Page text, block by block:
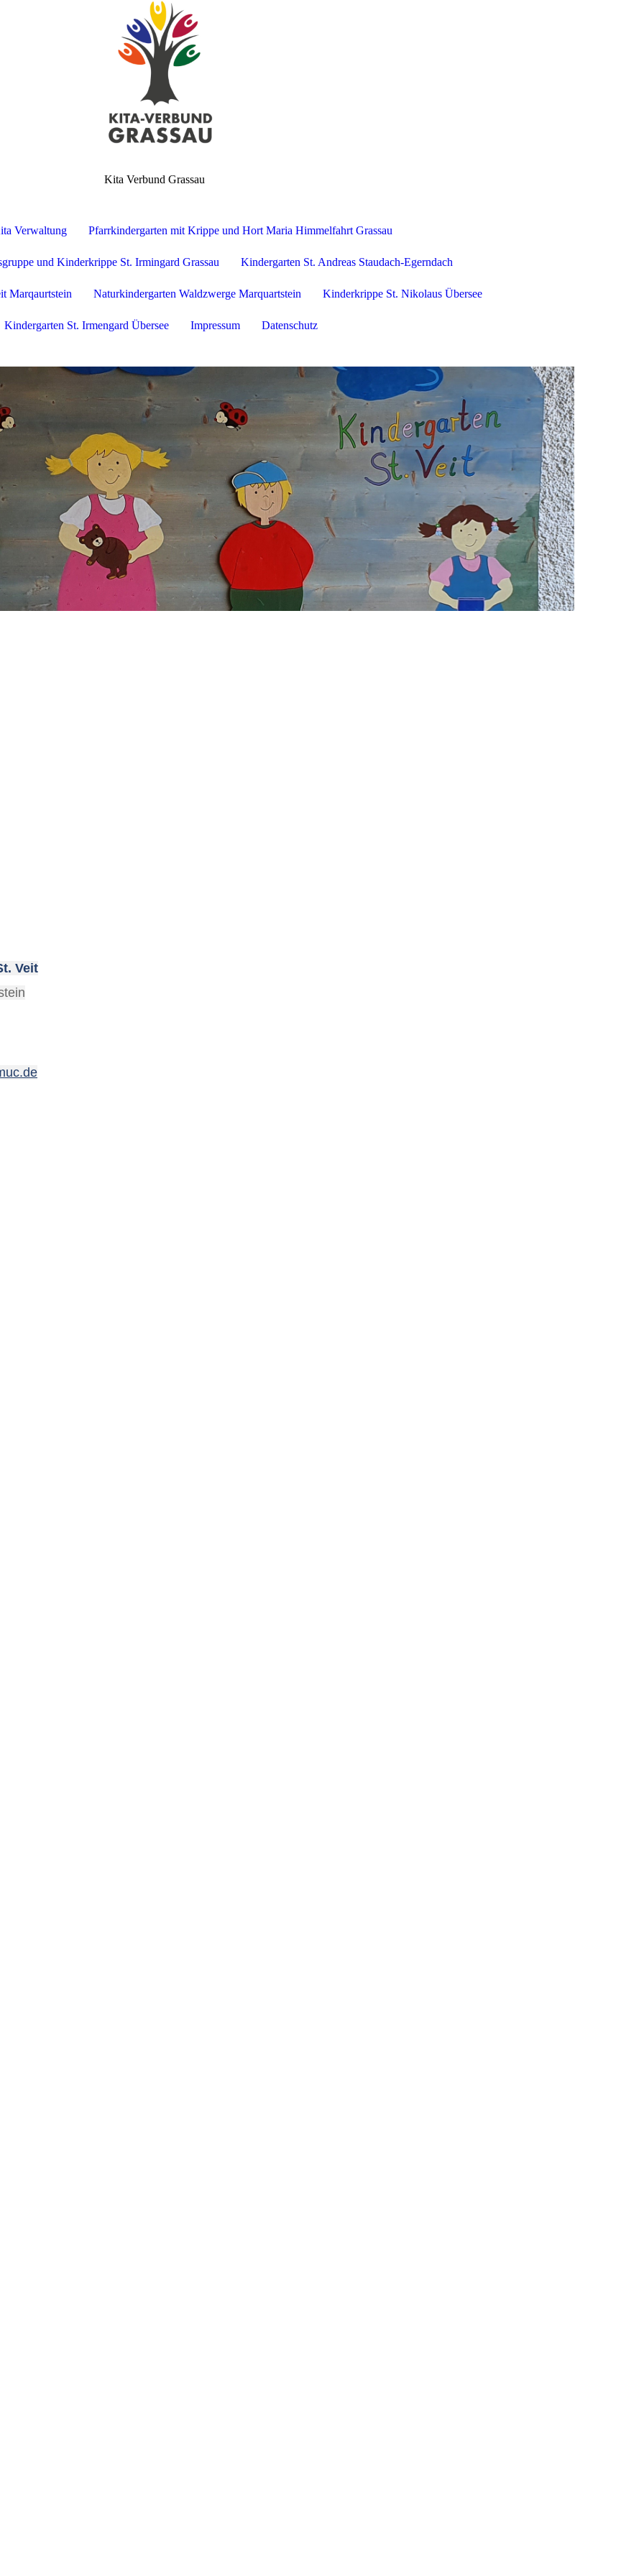
Kita Verbund Grassau
Verwaltung Pfarrkindergarten mit Krippe und Hort Maria Himmelfahrt Grassau
und Kinderkrippe St. Irmingard Grassau Kindergarten St. Andreas Staudach-Egerndach
Marqaurtstein Naturkindergarten Waldzwerge Marquartstein Kinderkrippe St. Nikolaus Übersee
Kindergarten St. Irmengard Übersee Impressum Datenschutz
Veit